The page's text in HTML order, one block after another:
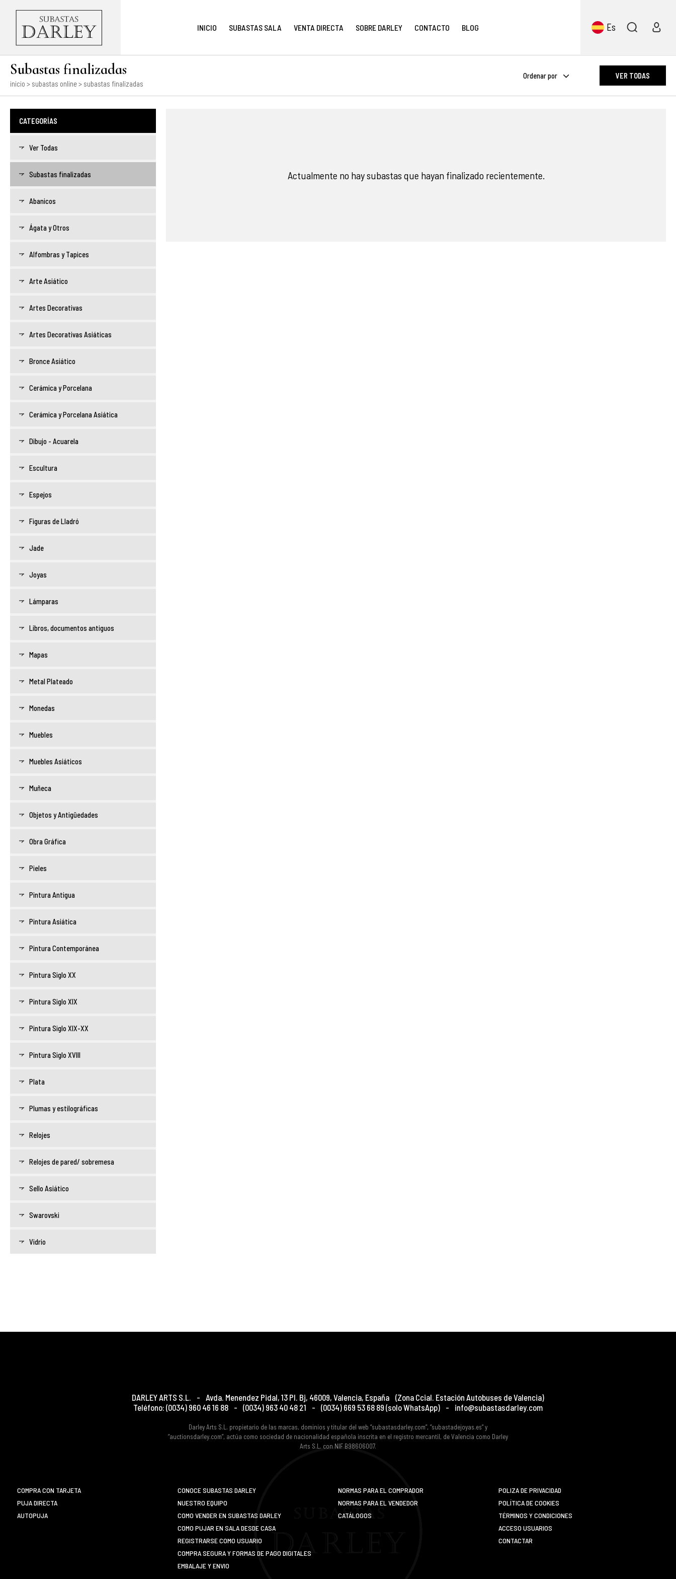
INICIO SUBASTAS SALA VENTA DIRECTA SOBRE DARLEY CONTACTO BLOG Es
Subastas finalizadas
inicio > subastas online> subastas finalizadas
Ordenar por VER TODAS
CATEGORÍAS
Ver Todas
Subastas finalizadas
Abanicos
Ágata y Otros
Alfombras y Tapices
Arte Asiático
Artes Decorativas
Artes Decorativas Asiáticas
Bronce Asiático
Cerámica y Porcelana
Cerámica y Porcelana Asiática
Dibujo - Acuarela
Escultura
Espejos
Figuras de Lladró
Jade
Joyas
Lámparas
Libros, documentos antiguos
Mapas
Metal Plateado
Monedas
Muebles
Muebles Asiáticos
Muñeca
Objetos y Antigüedades
Obra Gráfica
Pieles
Pintura Antigua
Pintura Asiática
Pintura Contemporánea
Pintura Siglo XX
Pintura Siglo XIX
Pintura Siglo XIX-XX
Pintura Siglo XVIII
Plata
Plumas y estilográficas
Relojes
Relojes de pared/ sobremesa
Sello Asiático
Swarovski
Vidrio
Actualmente no hay subastas que hayan finalizado recientemente.
DARLEY ARTS S.L. - Avda. Menendez Pidal, 13 Pl. Bj, 46009, Valencia, España (Zona Ccial. Estación Autobuses de Valencia)
Teléfono: (0034) 960 46 16 88 - (0034) 963 40 48 21 - (0034) 669 53 68 89 (solo WhatsApp) - info@subastasdarley.com
Darley Arts S.L. propietario de las marcas, dominios y titular del web “subastasdarley.com”, “subastadejoyas.es” y
“auctionsdarley.com”, actúa como sociedad de nacionalidad española inscrita en el registro mercantil, de Valencia como Darley
Arts S.L. con NIF B98606007.
COMPRA CON TARJETA
PUJA DIRECTA
AUTOPUJA
CONOCE SUBASTAS DARLEY
NUESTRO EQUIPO
COMO VENDER EN SUBASTAS DARLEY
COMO PUJAR EN SALA DESDE CASA
REGISTRARSE COMO USUARIO
COMPRA SEGURA Y FORMAS DE PAGO DIGITALES
EMBALAJE Y ENVIO
NORMAS PARA EL COMPRADOR
NORMAS PARA EL VENDEDOR
CATÁLOGOS
POLIZA DE PRIVACIDAD
POLÍTICA DE COOKIES
TÉRMINOS Y CONDICIONES
ACCESO USUARIOS
CONTACTAR